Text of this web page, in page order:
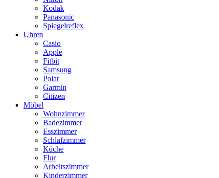
Kodak
Panasonic
Spiegelreflex
Uhren
Casio
Apple
Fitbit
Samsung
Polar
Garmin
Citizen
Möbel
Wohnzimmer
Badezimmer
Esszimmer
Schlafzimmer
Küche
Flur
Arbeitszimmer
Kinderzimmer